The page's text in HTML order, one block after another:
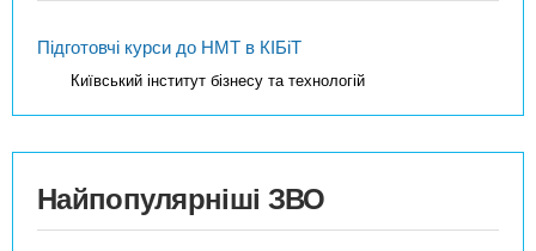
Підготовчі курси до НМТ в КІБіТ
Київський інститут бізнесу та технологій
Найпопулярніші ЗВО